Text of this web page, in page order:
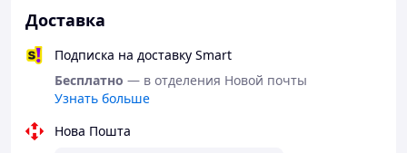
Доставка
Подписка на доставку Smart
Бесплатно — в отделения Новой почты
Узнать больше
Нова Пошта